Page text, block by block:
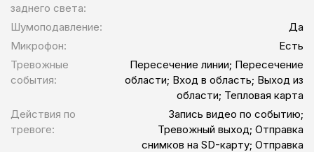
заднего света:
Шумоподавление:
Да
Микрофон:
Есть
Тревожные
события:
Пересечение линии; Пересечение
области; Вход в область; Выход из
области; Тепловая карта
Действия по
тревоге:
Запись видео по событию;
Тревожный выход; Отправка
снимков на SD-карту; Отправка